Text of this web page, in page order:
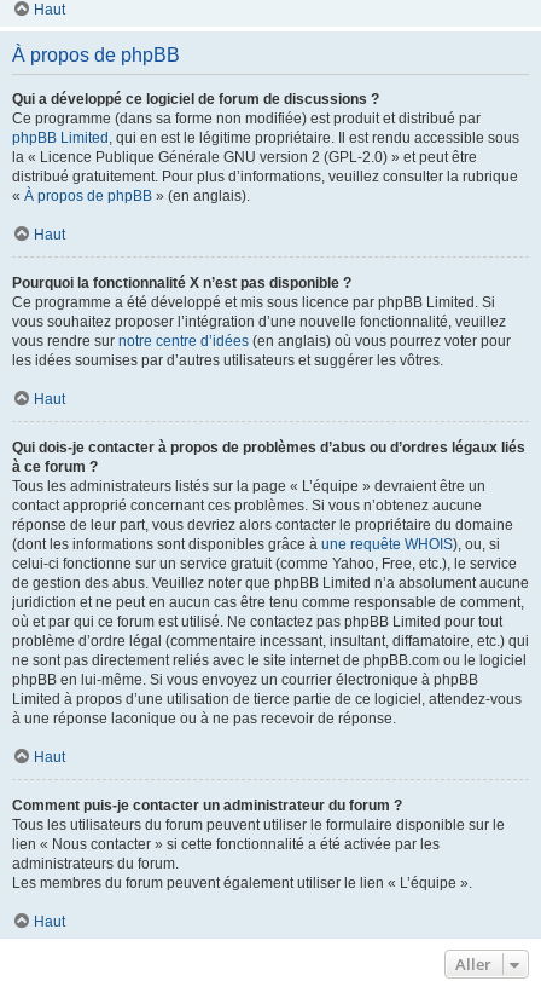
Haut
À propos de phpBB
Qui a développé ce logiciel de forum de discussions ?
Ce programme (dans sa forme non modifiée) est produit et distribué par
phpBB Limited , qui en est le légitime propriétaire. Il est rendu accessible sous
la « Licence Publique Générale GNU version 2 (GPL-2.0) » et peut être
distribué gratuitement. Pour plus d’informations, veuillez consulter la rubrique
« À propos de phpBB » (en anglais).
Haut
Pourquoi la fonctionnalité X n’est pas disponible ?
Ce programme a été développé et mis sous licence par phpBB Limited. Si
vous souhaitez proposer l’intégration d’une nouvelle fonctionnalité, veuillez
vous rendre sur notre centre d’idées (en anglais) où vous pourrez voter pour
les idées soumises par d’autres utilisateurs et suggérer les vôtres.
Haut
Qui dois-je contacter à propos de problèmes d’abus ou d’ordres légaux liés
à ce forum ?
Tous les administrateurs listés sur la page « L’équipe » devraient être un
contact approprié concernant ces problèmes. Si vous n’obtenez aucune
réponse de leur part, vous devriez alors contacter le propriétaire du domaine
(dont les informations sont disponibles grâce à une requête WHOIS), ou, si
celui-ci fonctionne sur un service gratuit (comme Yahoo, Free, etc.), le service
de gestion des abus. Veuillez noter que phpBB Limited n’a absolument aucune
juridiction et ne peut en aucun cas être tenu comme responsable de comment,
où et par qui ce forum est utilisé. Ne contactez pas phpBB Limited pour tout
problème d’ordre légal (commentaire incessant, insultant, diffamatoire, etc.) qui
ne sont pas directement reliés avec le site internet de phpBB.com ou le logiciel
phpBB en lui-même. Si vous envoyez un courrier électronique à phpBB
Limited à propos d’une utilisation de tierce partie de ce logiciel, attendez-vous
à une réponse laconique ou à ne pas recevoir de réponse.
Haut
Comment puis-je contacter un administrateur du forum ?
Tous les utilisateurs du forum peuvent utiliser le formulaire disponible sur le
lien « Nous contacter » si cette fonctionnalité a été activée par les
administrateurs du forum.
Les membres du forum peuvent également utiliser le lien « L’équipe ».
Haut
Aller